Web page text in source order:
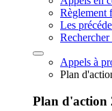
Règlement
Les
Appels à
Plan
Plan d'action